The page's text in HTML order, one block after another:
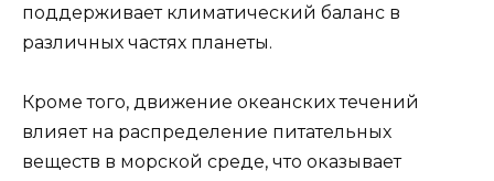
поддерживает климатический баланс в
различных частях планеты.
Кроме того, движение океанских течений
влияет на распределение питательных
веществ в морской среде, что оказывает